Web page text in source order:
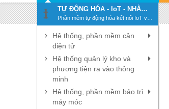
TỰ ĐỘNG HÓA - IoT - NHÀ
MÁY THÔNG MINH - SMART
FACTORY
Phần mềm tự động hóa kết nối IoT và
chuyển đổi số, số hóa
Hệ thống, phần mềm cân
điện tử
Hệ thống quản lý kho và
phương tiện ra vào thông
minh
Hệ thống, phần mềm bảo trì
máy móc